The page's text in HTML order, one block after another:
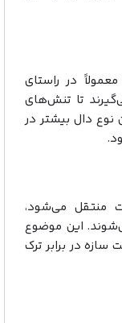
در راستای
تا تنش‌های
دال بیشتر در
می‌شود،
این موضوع
در برابر ترک‌